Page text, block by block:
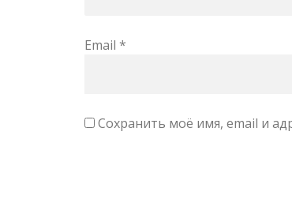
Email *
Сохранить моё имя, email и